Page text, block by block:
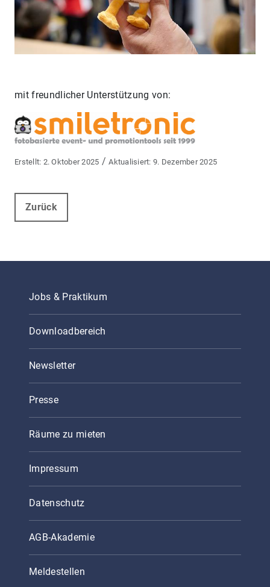
mit freundlicher Unterstützung von:
2. Oktober 2025 / 9. Dezember 2025
Zurück
Jobs & Praktikum
Downloadbereich
Newsletter
Presse
Räume zu mieten
Impressum
Datenschutz
AGB-Akademie
Meldestellen